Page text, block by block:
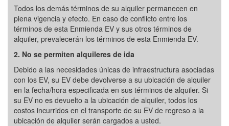
Todos los demás términos de su alquiler permanecen en
plena vigencia y efecto. En caso de conflicto entre los
términos de esta Enmienda EV y sus otros términos de
alquiler, prevalecerán los términos de esta Enmienda EV.
2. No se permiten alquileres de ida
Debido a las necesidades únicas de infraestructura asociadas
con los EV, su EV debe devolverse a su ubicación de alquiler
en la fecha/hora especificada en sus términos de alquiler. Si
su EV no es devuelto a la ubicación de alquiler, todos los
costos incurridos en el transporte de su EV de regreso a la
ubicación de alquiler serán cargados a usted.